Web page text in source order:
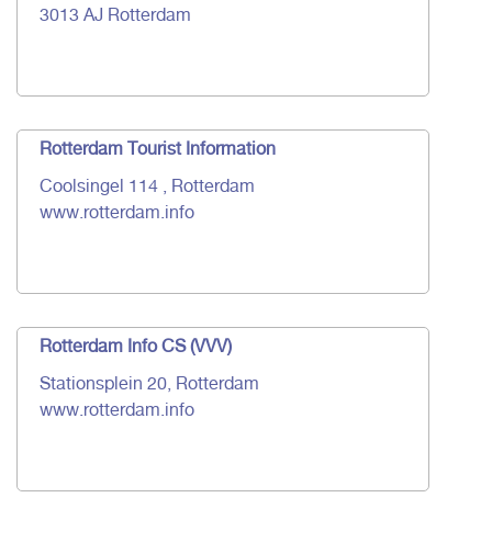
3013 AJ Rotterdam
Rotterdam Tourist Information
Coolsingel 114 , Rotterdam
www.rotterdam.info
Rotterdam Info CS (VVV)
Stationsplein 20, Rotterdam
www.rotterdam.info